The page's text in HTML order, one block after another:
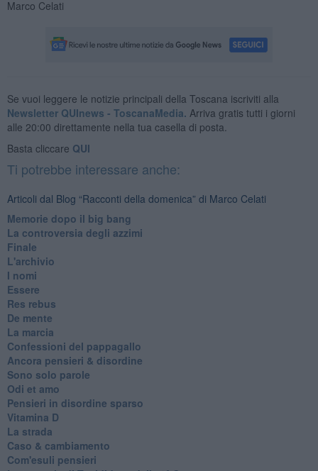
Marco Celati
Se vuoi leggere le notizie principali della Toscana iscriviti alla
Newsletter QUInews - ToscanaMedia. Arriva gratis tutti i giorni
alle 20:00 direttamente nella tua casella di posta.
Basta cliccare QUI
Ti potrebbe interessare anche:
Articoli dal Blog “Racconti della domenica” di Marco Celati
Memorie dopo il big bang
La controversia degli azzimi
Finale
L'archivio
I nomi
Essere
Res rebus
De mente
La marcia
Confessioni del pappagallo
Ancora pensieri & disordine
Sono solo parole
Odi et amo
Pensieri in disordine sparso
Vitamina D
La strada
Caso & cambiamento
Com'esuli pensieri